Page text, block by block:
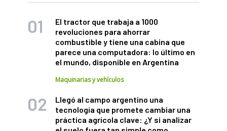
El tractor que trabaja a 1000
revoluciones para ahorrar
combustible y tiene una cabina que
parece una computadora: lo último en
el mundo, disponible en Argentina
Maquinarias y vehículos
Llegó al campo argentino una
tecnología que promete cambiar una
práctica agrícola clave: ¿Y si analizar